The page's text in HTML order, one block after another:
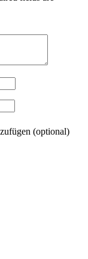
(optional)